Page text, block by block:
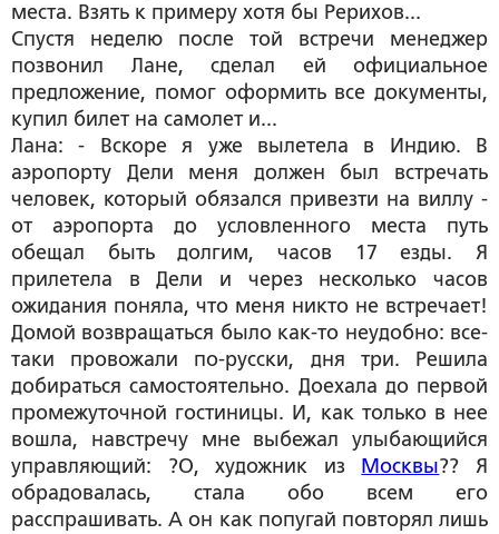
места. Взять к примеру хотя бы Рерихов...
Спустя неделю после той встречи менеджер
позвонил Лане, сделал ей официальное
предложение, помог оформить все документы,
купил билет на самолет и...
Лана: - Вскоре я уже вылетела в Индию. В
аэропорту Дели меня должен был встречать
человек, который обязался привезти на виллу -
от аэропорта до условленного места путь
обещал быть долгим, часов 17 езды. Я
прилетела в Дели и через несколько часов
ожидания поняла, что меня никто не встречает!
Домой возвращаться было как-то неудобно: все-
таки провожали по-русски, дня три. Решила
добираться самостоятельно. Доехала до первой
промежуточной гостиницы. И, как только в нее
вошла, навстречу мне выбежал улыбающийся
управляющий: ?О, художник из
Москвы?? Я
обрадовалась, стала обо всем его
расспрашивать. А он как попугай повторял лишь